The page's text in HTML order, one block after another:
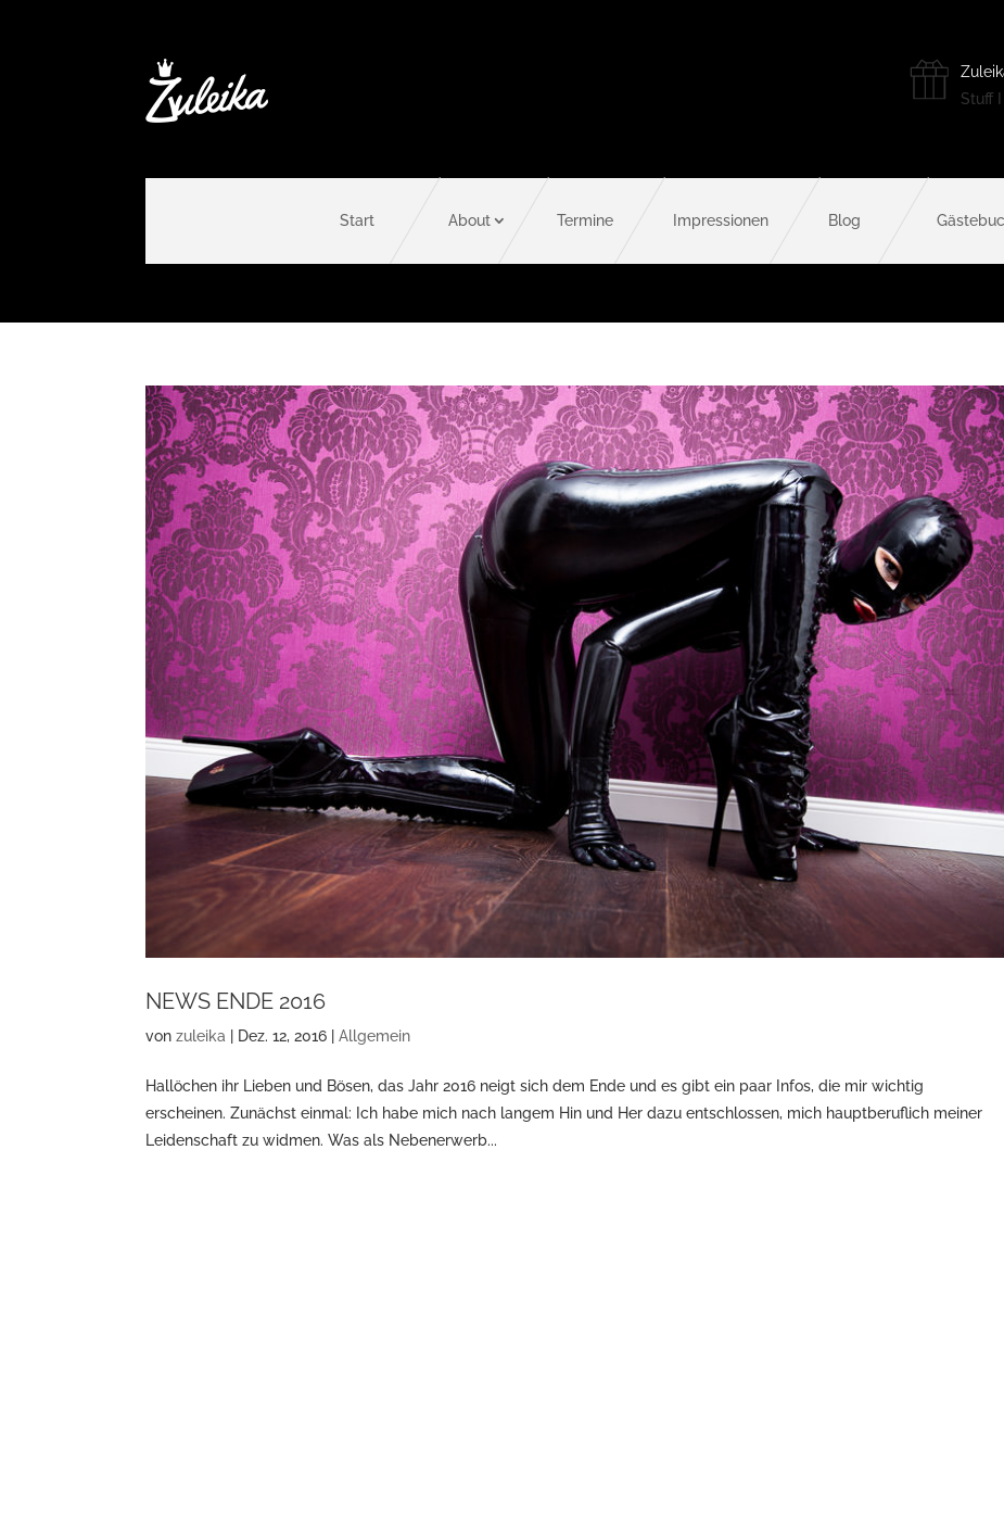
Stuff
Start About Termine Impressionen Blog
NEWS ENDE 2016
vonzuleika Dez. 12, 2016 |Allgemein
Hallöchen ihr Lieben und Bösen, das Jahr 2016 neigt sich dem Ende und es gibt ein paar Infos, die mir wichtig
erscheinen. Zunächst einmal: Ich habe mich nach langem Hin und Her dazu entschlossen, mich hauptberuflich meiner
Leidenschaft zu widmen. Was als Nebenerwerb...